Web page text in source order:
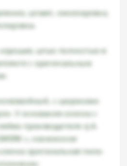
штамп, никелировка,
хорошая, штык полностью в
с оригинальным
с широкими
У основания клинка с
производителя «J.A.
», нанесенное
оригинальная пила-